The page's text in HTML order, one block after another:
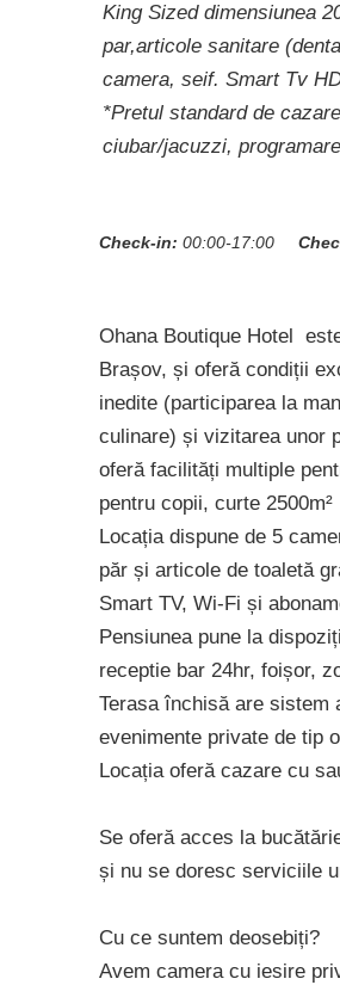
King Sized dimensiunea
par,articole sanitare
camera, seif. Smart Tv
*Pretul standard de
ciubar/jacuzzi,
Check-in: 00:00-17:00
Ohana Boutique Hotel
Brașov, și oferă condiții
inedite (participarea la
culinare) și vizitarea unor
oferă facilități multiple
pentru copii, curte 2500m²
Locația dispune de 5
păr și articole de toaletă
Smart TV, Wi-Fi și
Pensiunea pune la
receptie bar 24hr, foișor,
Terasa închisă are sistem
evenimente private de tip
Locația oferă cazare cu
Se oferă acces la
și nu se doresc serviciile
Cu ce suntem deosebiți?
Avem camera cu iesire